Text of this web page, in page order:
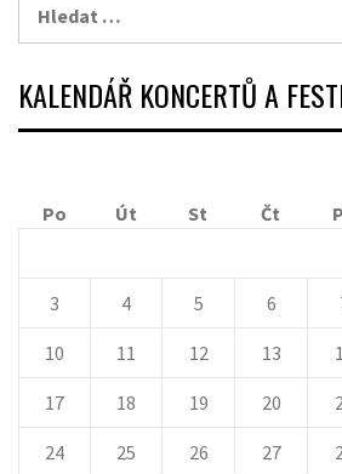
KALENDÁŘ KONCERTŮ A
Po
Út St Čt
3 4 5 6
10 11 12 13
17 18 19 20
24 25 26 27